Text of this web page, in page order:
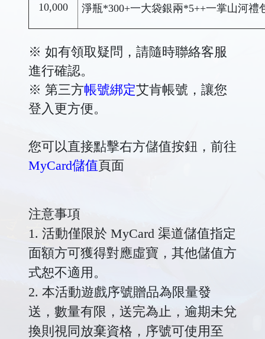
10,000 淨瓶*300+一大袋銀兩*5++一掌山河禮
※ 如有領取疑問，請隨時聯絡客服
進行確認。
※ 第三方帳號綁定艾肯帳號，讓您
登入更方便。
您可以直接點擊右方儲值按鈕，前往
MyCard儲值頁面
注意事項
1. 活動僅限於 MyCard 渠道儲值指定
面額方可獲得對應虛寶，其他儲值方
式恕不適用。
2. 本活動遊戲序號贈品為限量發
送，數量有限，送完為止，逾期未兌
換則視同放棄資格，序號可使用至